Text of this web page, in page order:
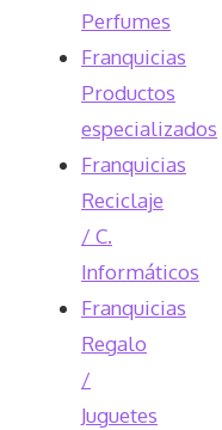
Perfumes
Franquicias
Productos
especializados
Franquicias
Reciclaje
/ C.
Informáticos
Franquicias
Regalo
/
Juguetes